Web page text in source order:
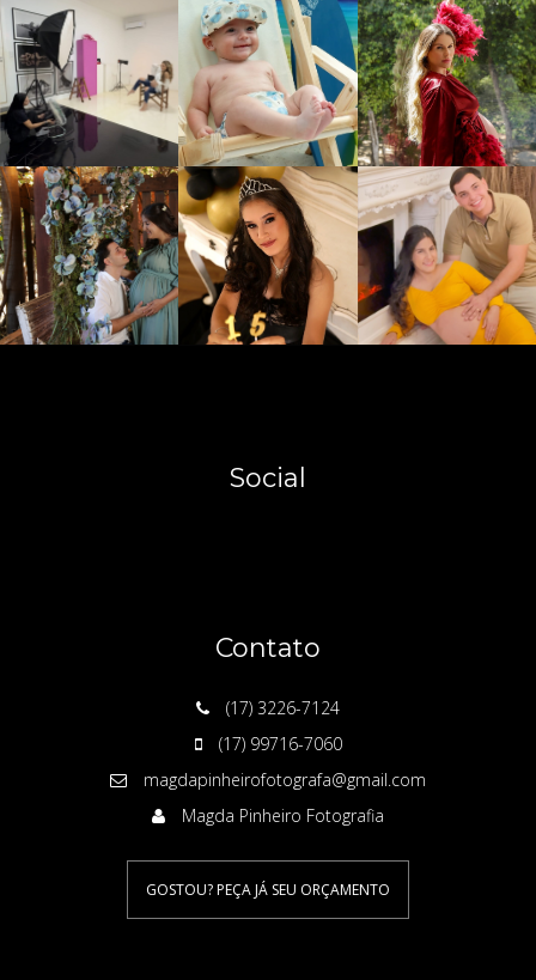
Social
Contato
(17) 3226-7124
(17) 99716-7060
magdapinheirofotografa@gmail.com
Magda Pinheiro Fotografia
GOSTOU? PEÇA JÁ SEU ORÇAMENTO